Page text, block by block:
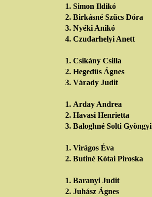
1. Simon Ildikó
2. Birkásné Szűcs Dóra
3. Nyéki Anikó
4. Czudarhelyi Anett
1. Csikány Csilla
2. Hegedüs Ágnes
3. Várady Judit
1. Arday Andrea
2. Havasi Henrietta
3. Baloghné Solti Gyöngyi
1. Virágos Éva
2. Butiné Kótai Piroska
1. Baranyi Judit
2. Juhász Ágnes